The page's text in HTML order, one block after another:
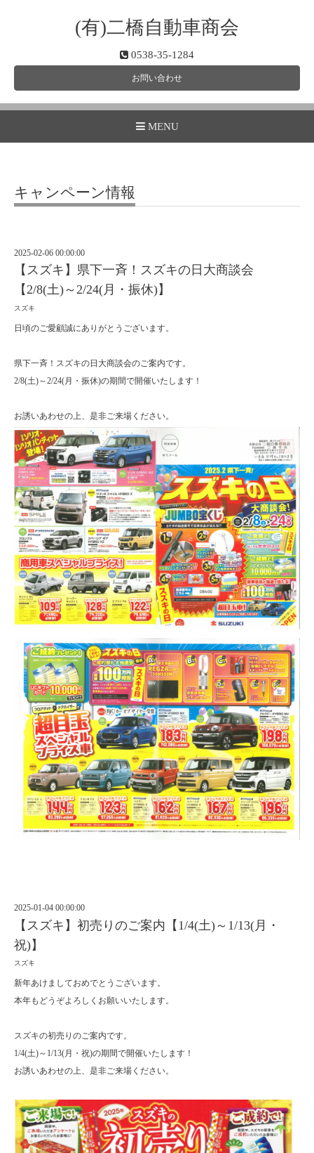
(有)二橋自動車商会
0538-35-1284
お問い合わせ
MENU
キャンペーン情報
2025-02-06 00:00:00
【スズキ】県下一斉！スズキの日大商談会
【2/8(土)～2/24(月・振休)】
スズキ
日頃のご愛顧誠にありがとうございます。
県下一斉！スズキの日大商談会のご案内です。
2/8(土)～2/24(月・振休)の期間で開催いたします！
お誘いあわせの上、是非ご来場ください。
2025-01-04 00:00:00
【スズキ】初売りのご案内【1/4(土)～1/13(月・
祝)】
スズキ
新年あけましておめでとうございます。
本年もどうぞよろしくお願いいたします。
スズキの初売りのご案内です。
1/4(土)～1/13(月・祝)の期間で開催いたします！
お誘いあわせの上、是非ご来場ください。